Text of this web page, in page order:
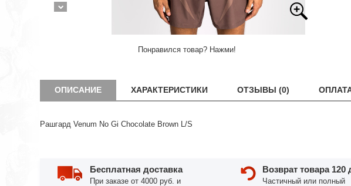
Понравился товар? Нажми!
ОПИСАНИЕ ХАРАКТЕРИСТИКИ ОТЗЫВЫ (0)
Рашгард Venum No Gi Chocolate Brown L/S
Бесплатная доставка
При заказе от 4000 руб. и
Возврат товара 120
Частичный или полный